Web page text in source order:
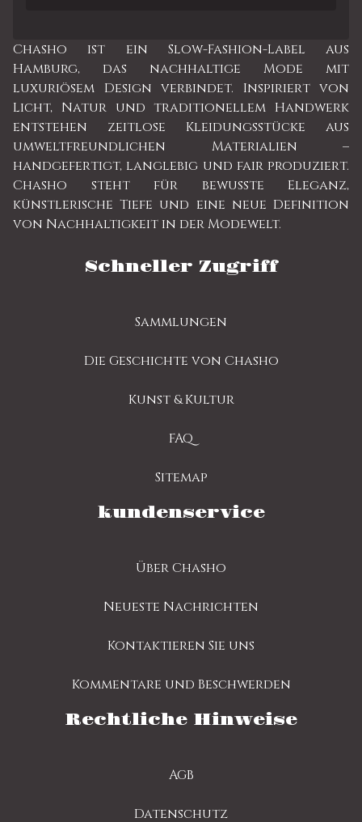
Chasho ist ein Slow-Fashion-Label aus
Hamburg, das nachhaltige Mode mit
luxuriösem Design verbindet. Inspiriert von
Licht, Natur und traditionellem Handwerk
entstehen zeitlose Kleidungsstücke aus
umweltfreundlichen Materialien –
handgefertigt, langlebig und fair produziert.
Chasho steht für bewusste Eleganz,
künstlerische Tiefe und eine neue Definition
von Nachhaltigkeit in der Modewelt.
Schneller Zugriff
Sammlungen
Die Geschichte von Chasho
Kunst & Kultur
FAQ
Sitemap
kundenservice
Über Chasho
Neueste Nachrichten
Kontaktieren Sie uns
Kommentare und Beschwerden
Rechtliche Hinweise
AGB
Datenschutz